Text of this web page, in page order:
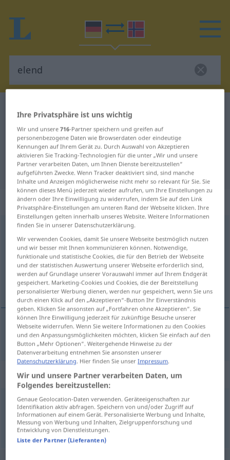
Deutsch-Norwegisch Übersetzung
für "elend"
"elend" Norwegisch Übersetzung
„elend“
elend
Übersicht aller Übersetzungen
(Für mehr Details die Übersetzung anklicken/antippen)
elendig
elendig elend
Synonyme für "elend"
unwohl,übel
© OpenThesaurus.de
Ihre Privatsphäre ist uns wichtig
Wir und unsere716-Partner speichern und greifen auf
personenbezogene Daten wie Browserdaten oder eindeutige
Kennungen auf Ihrem Gerät zu. Durch Auswahl von Akzeptieren
aktivieren Sie Tracking-Technologien für die unter „Wir und unsere
Partner verarbeiten Daten, um Ihnen Dienste bereitzustellen“
aufgeführten Zwecke. Wenn Tracker deaktiviert sind, sind manche
Inhalte und Anzeigen möglicherweise nicht mehr so relevant für Sie. Sie
können dieses Menü jederzeit wieder aufrufen, um Ihre Einstellungen zu
ändern oder Ihre Einwilligung zu widerrufen, indem Sie auf den Link
Privatsphäre-Einstellungen am unteren Rand der Webseite klicken. Ihre
Einstellungen gelten innerhalb unseres Website. Weitere Informationen
finden Sie in unserer Datenschutzerklärung.
Wir verwenden Cookies, damit Sie unsere Webseite bestmöglich nutzen
und wir besser mit Ihnen kommunizieren können. Notwendige,
funktionale und statistische Cookies, die für den Betrieb der Webseite
und der statistischen Auswertung unserer Webseite erforderlich sind,
werden auf Grundlage unserer Vorauswahl immer auf Ihrem Endgerät
gespeichert. Marketing-Cookies und Cookies, die der Bereitstellung
personalisierter Werbung dienen, werden nur gespeichert, wenn Sie uns
durch einen Klick auf den „Akzeptieren“-Button Ihr Einverständnis
geben. Klicken Sie ansonsten auf „Fortfahren ohne Akzeptieren“. Sie
können Ihre Einwilligung jederzeit für zukünftige Besuche unserer
Webseite widerrufen. Wenn Sie weitere Informationen zu den Cookies
und den Anpassungsmöglichkeiten möchten, klicken Sie einfach auf den
Button „Mehr Optionen“. Weitergehende Hinweise zu der
Datenverarbeitung entnehmen Sie ansonsten unserer
Datenschutzerklärung. Hier finden Sie unserImpressum.
Wir und unsere Partner verarbeiten Daten, um
Folgendes bereitzustellen:
Genaue Geolocation-Daten verwenden. Geräteeigenschaften zur
Identifikation aktiv abfragen. Speichern von und/oder Zugriff auf
Informationen auf einem Gerät. Personalisierte Werbung und Inhalte,
Messung von Werbung und Inhalten, Zielgruppenforschung und
Entwicklung von Dienstleistungen.
Liste der Partner (Lieferanten)